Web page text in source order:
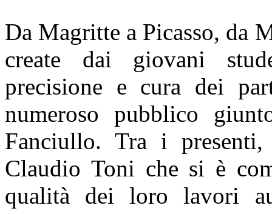
Da Magritte a Picasso, da
create dai giovani
precisione e cura dei
numeroso pubblico
Fanciullo. Tra i
Claudio Toni che si è
qualità dei loro lavori